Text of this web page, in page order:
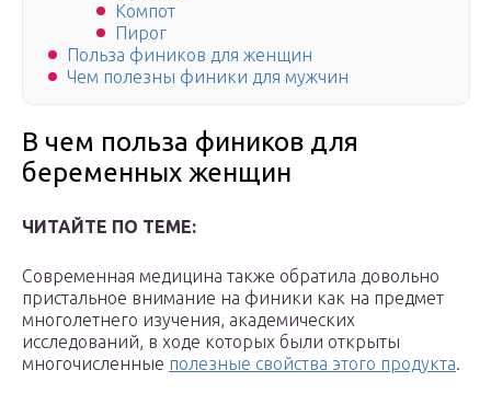
Компот
Пирог
Польза фиников для женщин
Чем полезны финики для мужчин
В чем польза фиников для
беременных женщин
ЧИТАЙТЕ ПО ТЕМЕ:
Современная медицина также обратила довольно
пристальное внимание на финики как на предмет
многолетнего изучения, академических
исследований, в ходе которых были открыты
многочисленные полезные свойства этого продукта.